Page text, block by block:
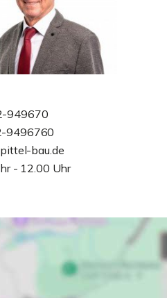
949670
9496760
bau.de
- 12.00 Uhr